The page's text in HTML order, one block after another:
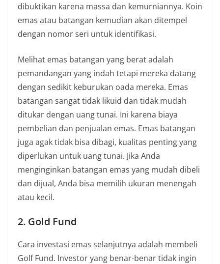
dibuktikan karena massa dan kemurniannya. Koin
emas atau batangan kemudian akan ditempel
dengan nomor seri untuk identifikasi.
Melihat emas batangan yang berat adalah
pemandangan yang indah tetapi mereka datang
dengan sedikit keburukan oada mereka. Emas
batangan sangat tidak likuid dan tidak mudah
ditukar dengan uang tunai. Ini karena biaya
pembelian dan penjualan emas. Emas batangan
juga agak tidak bisa dibagi, kualitas penting yang
diperlukan untuk uang tunai. Jika Anda
menginginkan batangan emas yang mudah dibeli
dan dijual, Anda bisa memilih ukuran menengah
atau kecil.
2. Gold Fund
Cara investasi emas selanjutnya adalah membeli
Golf Fund. Investor yang benar-benar tidak ingin